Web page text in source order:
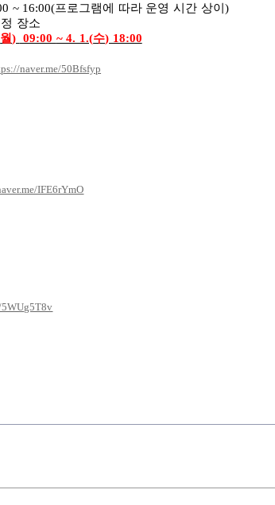
~ 16:00(프로그램에 따라 운영 시간 상이 )
장소
월) 09:00 ~ 4. 1.(수) 18:00
naver.me/50Bfsfyp
IFE6rYmO
5WUg5T8v